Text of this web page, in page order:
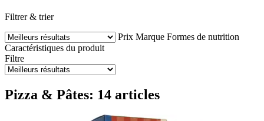
Filtrer & trier
Prix Marque Formes de nutrition
Caractéristiques du produit
Filtre
Pizza & Pâtes: 14 articles